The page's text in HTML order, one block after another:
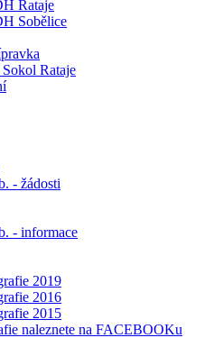
Rataje
Sobělice
Rataje
- žádosti
- informace
2019
2016
2015
naleznete na FACEBOOKu